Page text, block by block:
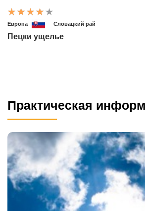
Европа Словацкий рай
Пецки ущелье
Практическая